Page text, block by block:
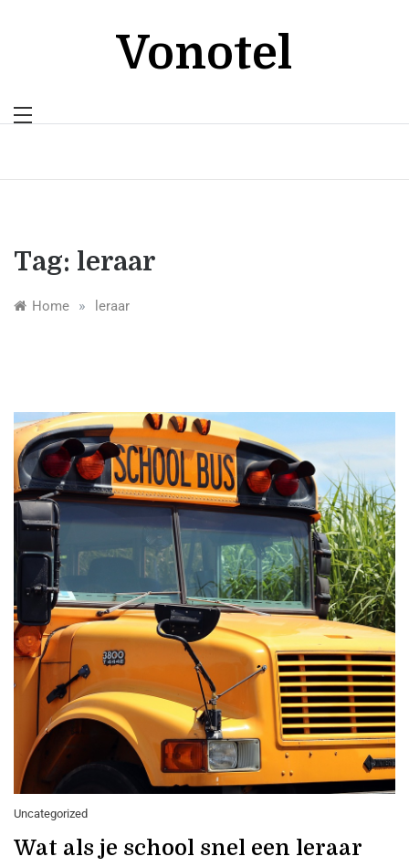
Vonotel
Tag: leraar
Home » leraar
Uncategorized
Wat als je school snel een leraar